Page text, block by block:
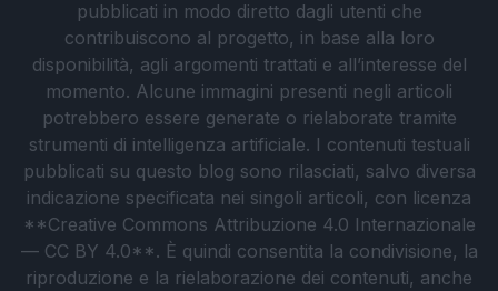
pubblicati in modo diretto dagli utenti che
contribuiscono al progetto, in base alla loro
disponibilità, agli argomenti trattati e all’interesse del
momento. Alcune immagini presenti negli articoli
potrebbero essere generate o rielaborate tramite
strumenti di intelligenza artificiale. I contenuti testuali
pubblicati su questo blog sono rilasciati, salvo diversa
indicazione specificata nei singoli articoli, con licenza
**Creative Commons Attribuzione 4.0 Internazionale
— CC BY 4.0**. È quindi consentita la condivisione, la
riproduzione e la rielaborazione dei contenuti, anche